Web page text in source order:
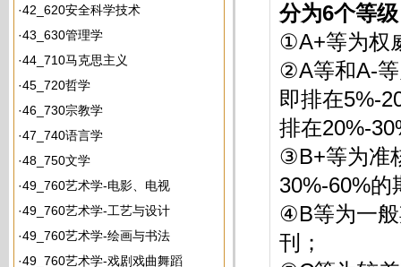
·42_620安全科学技术
·43_630管理学
·44_710马克思主义
·45_720哲学
·46_730宗教学
·47_740语言学
·48_750文学
·49_760艺术学-电影、电视
·49_760艺术学-工艺与设计
·49_760艺术学-绘画与书法
·49_760艺术学-戏剧戏曲舞蹈
分为6个等
①A+等为权
②A等和A-等
即排在5%-
排在20%-
③B+等为准
30%-60%的
④B等为一般
刊；